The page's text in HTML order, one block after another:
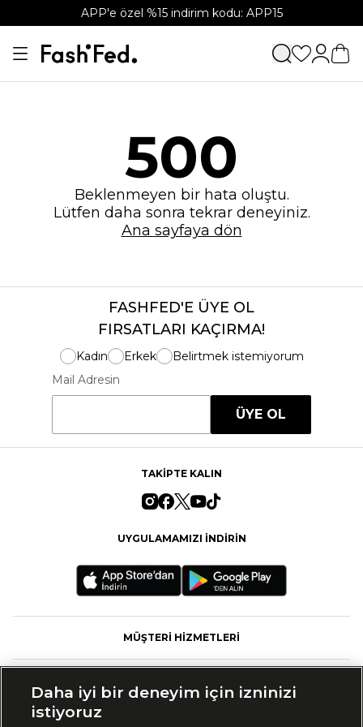
APP'e özel %15 indirim kodu: APP15
500
Beklenmeyen bir hata oluştu.
Lütfen daha sonra tekrar deneyiniz.
Ana sayfaya dön
FASHFED'E ÜYE OL
FIRSATLARI KAÇIRMA!
Kadın Erkek
Belirtmek istemiyorum
Mail Adresin
ÜYE OL
TAKİPTE KALIN
UYGULAMAMIZI İNDİRİN
MÜŞTERİ HİZMETLERİ
Daha iyi bir deneyim için izninizi
istiyoruz